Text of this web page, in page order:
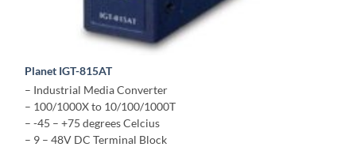
Planet IGT-815AT
– Industrial Media Converter
– 100/1000X to 10/100/1000T
– -45 – +75 degrees Celcius
– 9 – 48V DC Terminal Block